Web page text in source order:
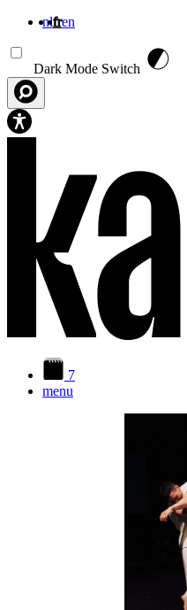
nlfren
Dark Mode Switch
7
menu